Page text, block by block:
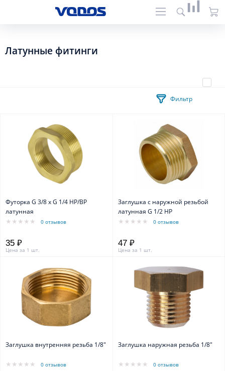
Латунные фитинги
Фильтр
Футорка G 3/8 х G 1/4 НР/ВР
латунная
0 отзывов
35 ₽
Цена за 1 шт.
Заглушка с наружной резьбой
латунная G 1/2 НР
0 отзывов
47 ₽
Цена за 1 шт.
Заглушка внутренняя резьба 1/8"
0 отзывов
Заглушка наружная резьба 1/8"
0 отзывов